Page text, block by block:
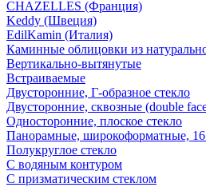
CHAZELLES (Франция)
Keddy (Швеция)
EdilKamin (Италия)
Каминные облицовки из
Вертикально-вытянутые
Встраиваемые
Двусторонние, Г-образное стекло
Двусторонние, сквозные (double
Односторонние, плоское стекло
Панорамные, широкоформатные,
Полукруглое стекло
С водяным контуром
С призматическим стеклом